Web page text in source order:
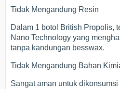
Tidak Mengandung Resin
Dalam 1 botol British Propolis,
Nano Technology yang
tanpa kandungan besswax.
Tidak Mengandung Bahan
Sangat aman untuk